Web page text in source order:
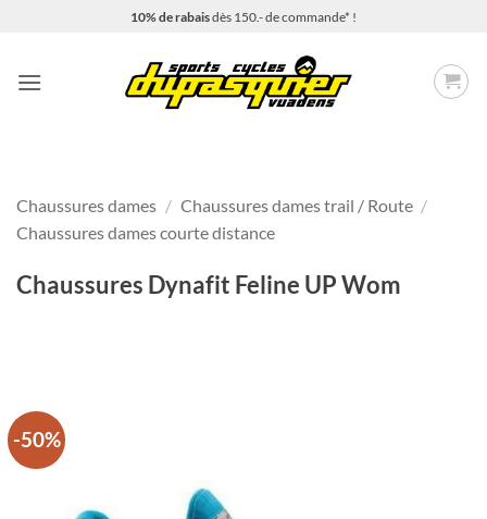
10% de rabaisdès 150.- de commande* !
Chaussures dames / Chaussures dames trail / Route /
Chaussures dames courte distance
Chaussures Dynafit Feline UP Wom
-50%